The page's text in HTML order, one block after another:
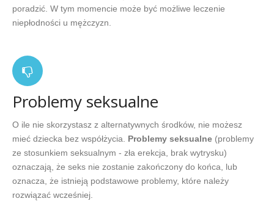
poradzić. W tym momencie może być możliwe leczenie
niepłodności u mężczyzn.
Problemy seksualne
O ile nie skorzystasz z alternatywnych środków, nie możesz
mieć dziecka bez współżycia. Problemy seksualne (problemy
ze stosunkiem seksualnym - zła erekcja, brak wytrysku)
oznaczają, że seks nie zostanie zakończony do końca, lub
oznacza, że istnieją podstawowe problemy, które należy
rozwiązać wcześniej.